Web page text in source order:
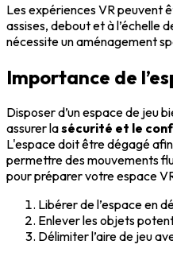
Les expériences VR peuvent
assises, debout et à l’échelle
nécessite un aménagement
Importance de
Disposer d’un espace de jeu
assurer lasécurité et le
L'espace doit être dégagé
permettre des mouvements
pour préparer votre espace
Libérer de l’espace en
Enlever les objets
Délimiter l’aire de jeu